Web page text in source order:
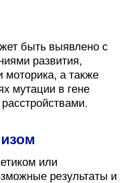
быть выявлено с
развития,
моторика, а также
мутации в гене
или
результаты и